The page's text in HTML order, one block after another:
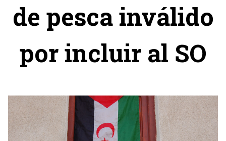
de pesca inválido
por incluir al SO